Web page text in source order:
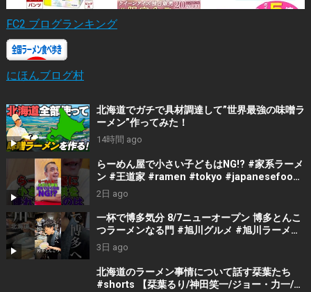
FC2 ブログランキング
にほんブログ村
北海道でガチで具材調達して”世界最強の味噌ラ
ーメン”作ってみた！
14時間 ago
らーめん屋で小さい子どもはNG!? #家系ラーメ
ン #王道家 #ramen #tokyo #japanesefood
2日 ago
一杯で博多気分 8/7ニューオープン 博多とんこ
つラーメンなる門 #旭川グルメ #旭川ラーメン
#旭川ランチ #北海道ラーメン #北海道グルメ
3日 ago
北海道のラーメン事情について話す栞葉たち
#shorts 【栞葉るり/神田笑一/ジョー・力一/七